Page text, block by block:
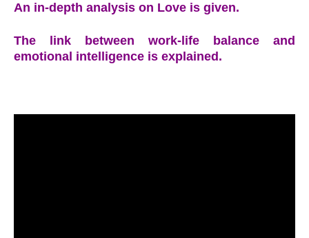
An in-depth analysis on Love is given.
The link between work-life balance and
emotional intelligence is explained.